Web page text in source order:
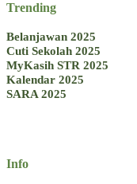
Trending
Belanjawan 2025
Cuti Sekolah 2025
MyKasih STR 2025
Kalendar 2025
SARA 2025
Info